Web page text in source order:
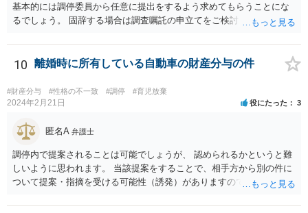
基本的には調停委員から任意に提出をするよう求めてもらうことにな
るでしょう。 固辞する場合は調査嘱託の申立てをご検討ください。
10 離婚時に所有している自動車の財産分与の件
#財産分与 #性格の不一致 #調停 #育児放棄
2024年2月21日 役にたった 3
匿名A 弁護士
調停内で提案されることは可能でしょうが、 認められるかというと難
しいように思われます。 当該提案をすることで、相手方から別の件に
ついて提案・指摘を受ける可能性（誘発）がありますので、提案する